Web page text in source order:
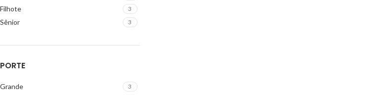
Filhote 3
Sênior 3
PORTE
Grande 3